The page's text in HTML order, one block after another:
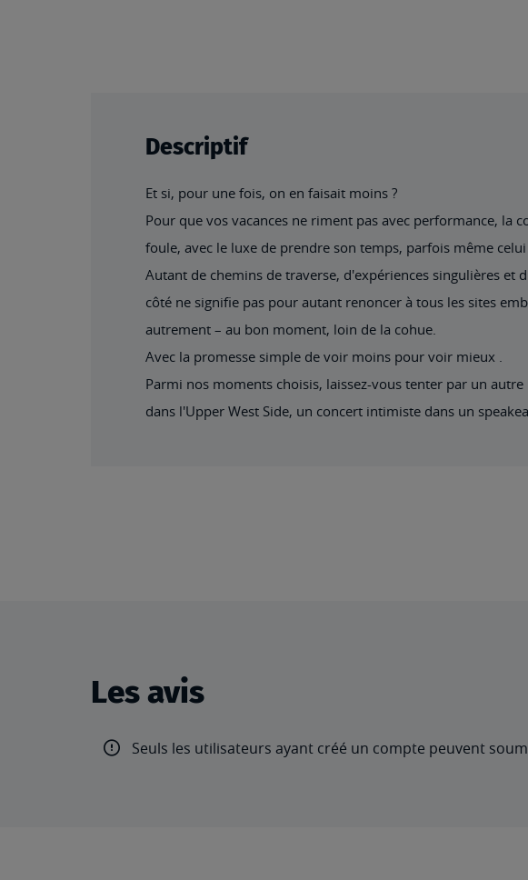
Descriptif
Et si, pour une fois, on en faisait moins ?
Pour que vos vacances ne riment pas avec performance, la
foule, avec le luxe de prendre son temps, parfois même
Autant de chemins de traverse, d'expériences singulières
côté ne signifie pas pour autant renoncer à tous les sites
autrement – au bon moment, loin de la cohue.
Avec la promesse simple de voir moins pour voir mieux .
Parmi nos moments choisis, laissez-vous tenter par un
dans l'Upper West Side, un concert intimiste dans un
Les avis
Seuls les utilisateurs ayant créé un compte peuvent